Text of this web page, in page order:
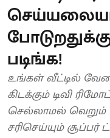
படிங்க!
உங்கள் வீட்டில்
கிடக்கும் டிவி
செல்லாமல் வெறும்
சரிசெய்யும்